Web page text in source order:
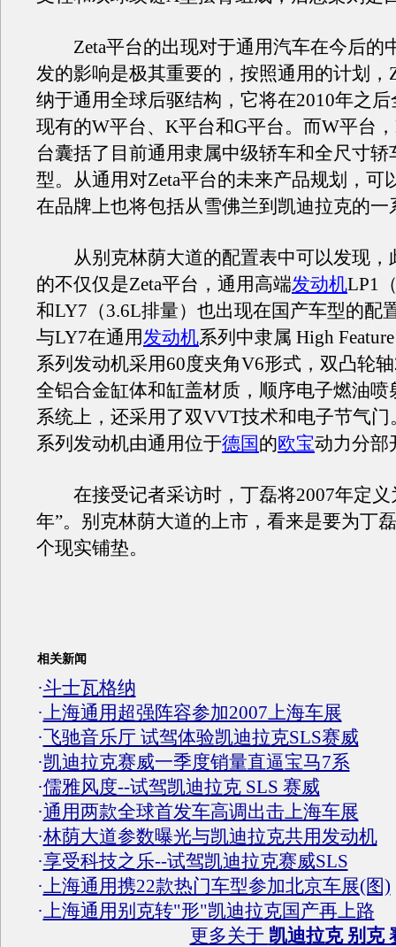
Zeta平台的出现对于通用汽车在今后的
发的影响是极其重要的，按照通用的计划，
纳于通用全球后驱结构，它将在2010年之
现有的W平台、K平台和G平台。而W平台
台囊括了目前通用隶属中级轿车和全尺寸轿
型。从通用对Zeta平台的未来产品规划，可
在品牌上也将包括从雪佛兰到凯迪拉克的一
从别克林荫大道的配置表中可以发现，
的不仅仅是Zeta平台，通用高端发动机LP1
和LY7（3.6L排量）也出现在国产车型的配
与LY7在通用发动机系列中隶属 High
系列发动机采用60度夹角V6形式，双凸轮
全铝合金缸体和缸盖材质，顺序电子燃油喷
系统上，还采用了双VVT技术和电子节气门
系列发动机由通用位于德国的欧宝动力分部
在接受记者采访时，丁磊将2007年定义
年”。别克林荫大道的上市，看来是要为丁
个现实铺垫。
相关新闻
·斗士瓦格纳
·上海通用超强阵容参加2007上海车展
·飞驰音乐厅 试驾体验凯迪拉克SLS赛威
·凯迪拉克赛威一季度销量直逼宝马7系
·儒雅风度--试驾凯迪拉克 SLS 赛威
·通用两款全球首发车高调出击上海车展
·林荫大道参数曝光与凯迪拉克共用发动机
·享受科技之乐--试驾凯迪拉克赛威SLS
·上海通用携22款热门车型参加北京车展(图)
·上海通用别克转"形"凯迪拉克国产再上路
更多关于 凯迪拉克 别克